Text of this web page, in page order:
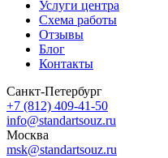
Услуги центра
Схема работы
Отзывы
Блог
Контакты
Санкт-Петербург
+7 (812) 409-41-50
info@standartsouz.ru
Москва
msk@standartsouz.ru